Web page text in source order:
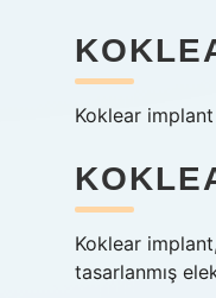
Koklear
Koklear
tasarlanmış